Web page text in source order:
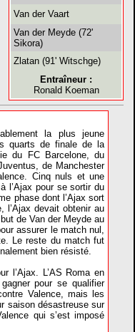
Van der Vaart
Van der Meyde (72'
Sikora)
Zlatan (91' Witschge)
Entraîneur :
Ronald Koeman
la plus jeune
quarts de finale de la
du FC Barcelone, du
de Manchester
Cinq nuls et une
l’Ajax pour se sortir du
phase dont l’Ajax sort
l’Ajax devait obtenir au
de Van der Meyde au
assurer le match nul,
Le reste du match fut
bien résisté.
l’Ajax. L’AS Roma en
pour se qualifier
Valence, mais les
saison désastreuse sur
qui s’est imposé